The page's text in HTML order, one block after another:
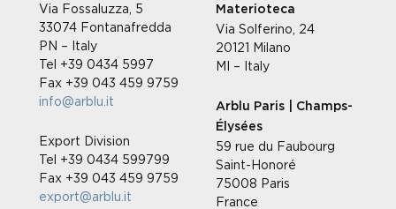
Via Fossaluzza, 5
33074 Fontanafredda
PN – Italy
Tel +39 0434 5997
Fax +39 043 459 9759
info@arblu.it
Export Division
Tel +39 0434 599799
Fax +39 043 459 9759
export@arblu.it
Materioteca
Via Solferino, 24
20121 Milano
MI – Italy
Arblu Paris | Champs-
Élysées
59 rue du Faubourg
Saint-Honoré
75008 Paris
France